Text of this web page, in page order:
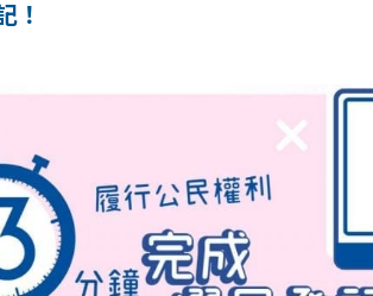
Exchang
校園
理財
Guide
學生貸款
101
！